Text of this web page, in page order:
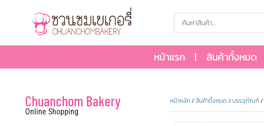
หน้าแรก สินค้าทั้งหมด
Chuanchom Bakery
Online Shopping
หน้าหลัก/สินค้าทั้งหมด /บรรจุภัณฑ์/